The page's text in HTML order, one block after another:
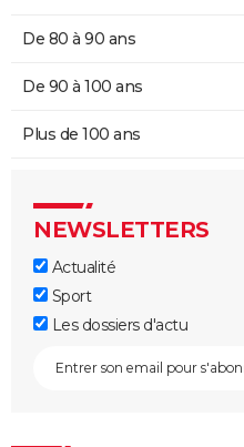
De 80 à 90 ans
De 90 à 100 ans
Plus de 100 ans
NEWSLETTERS
Actualité
Sport
Les dossiers d'actu